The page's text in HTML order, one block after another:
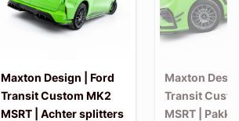
Maxton Design | Ford
Transit Custom MK2
MSRT | Achter splitters
Maxton
Transit
MSRT |